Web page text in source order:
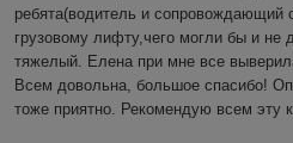
ребята(водитель и сопровождающий
грузовому лифту,чего могли бы и не
тяжелый. Елена при мне все
Всем довольна, большое спасибо!
тоже приятно. Рекомендую всем эту